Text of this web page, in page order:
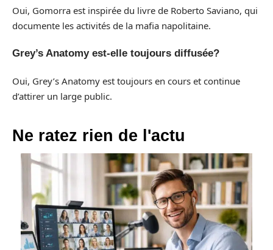
Oui, Gomorra est inspirée du livre de Roberto Saviano, qui
documente les activités de la mafia napolitaine.
Grey’s Anatomy est-elle toujours diffusée?
Oui, Grey’s Anatomy est toujours en cours et continue
d’attirer un large public.
Ne ratez rien de l'actu